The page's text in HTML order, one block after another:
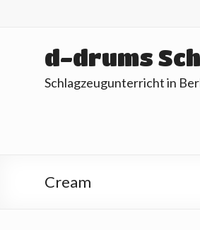
d-drums
Schlagzeugunterricht in
Cream